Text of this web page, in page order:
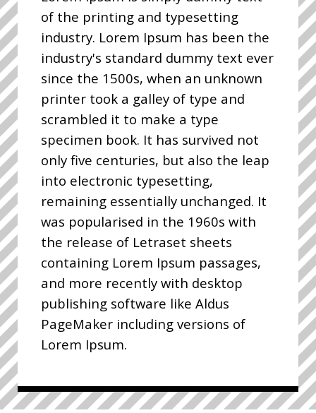
of the printing and typesetting
industry. Lorem Ipsum has been the
industry's standard dummy text ever
since the 1500s, when an unknown
printer took a galley of type and
scrambled it to make a type
specimen book. It has survived not
only five centuries, but also the leap
into electronic typesetting,
remaining essentially unchanged. It
was popularised in the 1960s with
the release of Letraset sheets
containing Lorem Ipsum passages,
and more recently with desktop
publishing software like Aldus
PageMaker including versions of
Lorem Ipsum.